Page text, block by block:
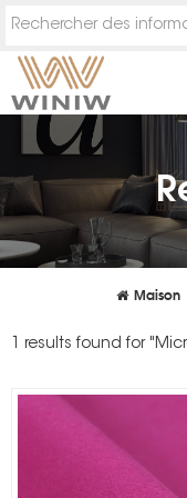
Maison
1 results found for